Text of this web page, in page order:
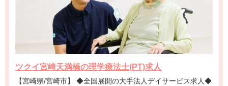
ツクイ宮崎天満橋の理学療法士(PT)求人
【宮崎県/宮崎市】 ◆全国展開の大手法人デイサービス求人◆